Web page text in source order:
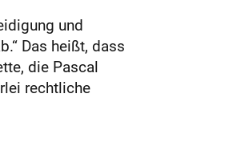
und
Das heißt, dass
die Pascal
rechtliche